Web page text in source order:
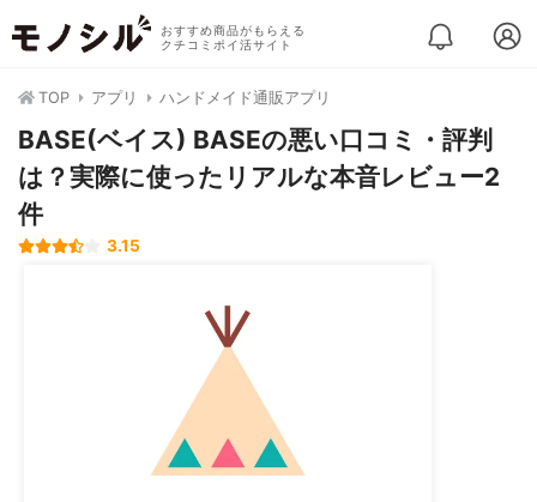
おすすめ商品がもらえる
クチコミポイ活サイト
TOP アプリ ハンドメイド通販アプリ
BASE(ベイス) BASEの悪い口コミ・評判
は？実際に使ったリアルな本音レビュー2
件
3.15